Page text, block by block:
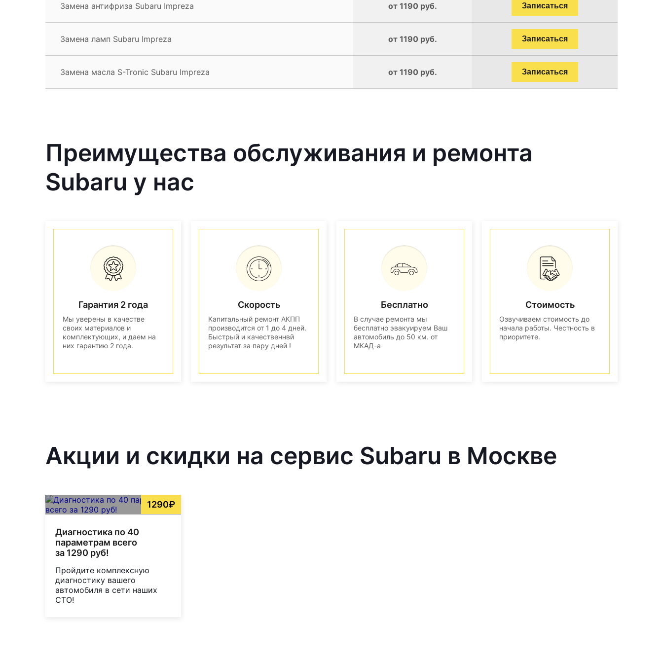
Замена антифриза Subaru Impreza от 1190 руб. Записаться
Замена ламп Subaru Impreza от 1190 руб. Записаться
Замена масла S-Tronic Subaru Impreza от 1190 руб. Записаться
Преимущества обслуживания и ремонта
Subaru у нас
Гарантия 2 года
Мы уверены в качестве
своих материалов и
комплектующих, и даем на
них гарантию 2 года.
Скорость
Капитальный ремонт АКПП
производится от 1 до 4 дней.
Быстрый и качественнвй
результат за пару дней !
Бесплатно
В случае ремонта мы
бесплатно эвакуируем Ваш
автомобиль до 50 км. от
МКАД-а
Стоимость
Озвучиваем стоимость до
начала работы. Честность в
приоритете.
Акции и скидки на сервис Subaru в Москве
1290₽
Диагностика по 40
параметрам всего
за 1290 руб!
Пройдите комплексную
диагностику вашего
автомобиля в сети наших
СТО!